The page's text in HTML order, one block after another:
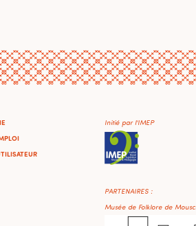
Initié par l'IMEP
PARTENAIRES :
Musée de Folklore de